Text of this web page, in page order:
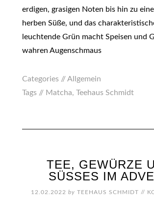
erdigen, grasigen Noten bis hin zu
herben Süße, und das
leuchtende Grün macht Speisen und
wahren Augenschmaus
Categories //Allgemein
Tags // Matcha, Teehaus Schmidt
TEE, GEWÜRZE
SÜSSES IM
12.02.2022 by TEEHAUS SCHMIDT //